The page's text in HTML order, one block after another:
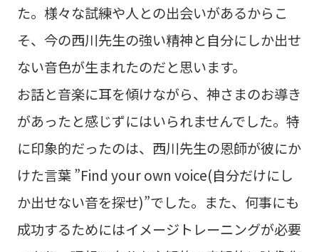
た。様々な試練や人との出会いがあるからこ
そ、今の西川先生の強い精神と自分にしか出せ
ない音色が生まれたのだと思います。
お話と音楽に耳を傾けながら、神さまのお導き
があったと感じずにはいられませんでした。特
に印象的だったのは、西川先生の恩師が彼にか
けた言葉 ”Find your own voice(自分だけにし
か出せない音を探せ)”でした。また、何事にも
成功するためにはイメージトレーニングが必要